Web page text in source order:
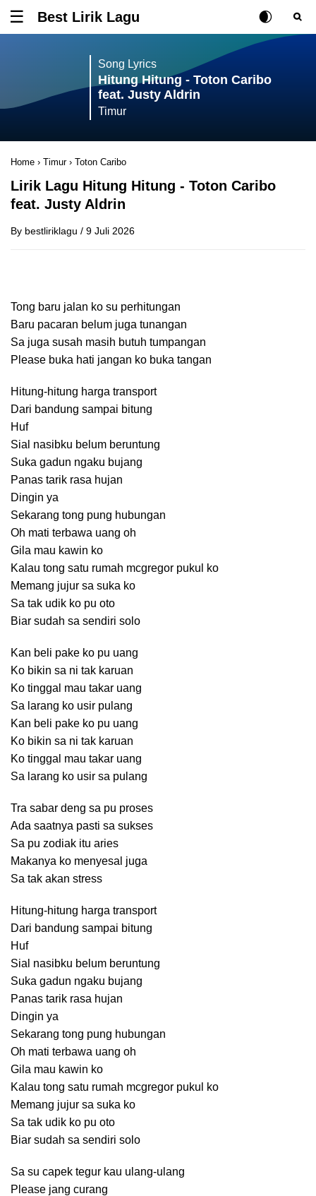
Tombol untuk membuka atau menutup menu
Best Lirik Lagu Rubah Posisi
Tombol
Song Lyrics
Hitung Hitung - Toton Caribo
feat. Justy Aldrin
Timur
Home › Timur › Toton Caribo
Lirik Lagu Hitung Hitung - Toton Caribo
feat. Justy Aldrin
By bestliriklagu / 9 Juli 2026
Tong baru jalan ko su perhitungan
Baru pacaran belum juga tunangan
Sa juga susah masih butuh tumpangan
Please buka hati jangan ko buka tangan
Hitung-hitung harga transport
Dari bandung sampai bitung
Huf
Sial nasibku belum beruntung
Suka gadun ngaku bujang
Panas tarik rasa hujan
Dingin ya
Sekarang tong pung hubungan
Oh mati terbawa uang oh
Gila mau kawin ko
Kalau tong satu rumah mcgregor pukul ko
Memang jujur sa suka ko
Sa tak udik ko pu oto
Biar sudah sa sendiri solo
Kan beli pake ko pu uang
Ko bikin sa ni tak karuan
Ko tinggal mau takar uang
Sa larang ko usir pulang
Kan beli pake ko pu uang
Ko bikin sa ni tak karuan
Ko tinggal mau takar uang
Sa larang ko usir sa pulang
Tra sabar deng sa pu proses
Ada saatnya pasti sa sukses
Sa pu zodiak itu aries
Makanya ko menyesal juga
Sa tak akan stress
Hitung-hitung harga transport
Dari bandung sampai bitung
Huf
Sial nasibku belum beruntung
Suka gadun ngaku bujang
Panas tarik rasa hujan
Dingin ya
Sekarang tong pung hubungan
Oh mati terbawa uang oh
Gila mau kawin ko
Kalau tong satu rumah mcgregor pukul ko
Memang jujur sa suka ko
Sa tak udik ko pu oto
Biar sudah sa sendiri solo
Sa su capek tegur kau ulang-ulang
Please jang curang